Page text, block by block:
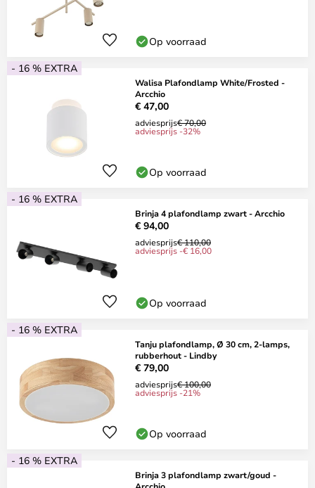
Op voorraad
- 16 % EXTRA
Walisa Plafondlamp White/Frosted -
Arcchio
€ 47,00
adviesprijs€ 70,00
adviesprijs -32%
Op voorraad
- 16 % EXTRA
Brinja 4 plafondlamp zwart - Arcchio
€ 94,00
adviesprijs€ 110,00
adviesprijs -€ 16,00
Op voorraad
- 16 % EXTRA
Tanju plafondlamp, Ø 30 cm, 2-lamps,
rubberhout - Lindby
€ 79,00
adviesprijs€ 100,00
adviesprijs -21%
Op voorraad
- 16 % EXTRA
Brinja 3 plafondlamp zwart/goud -